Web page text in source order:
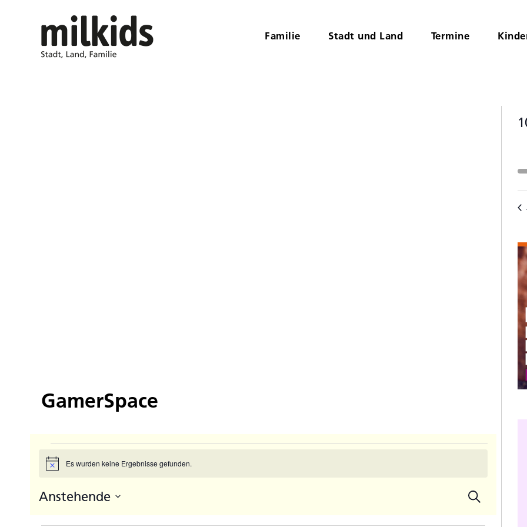
Familie Stadt und Land Termine
GamerSpace
Veranstaltungen
HinweisEs wurden keine Ergebnisse gefunden.
Suche
Anstehende